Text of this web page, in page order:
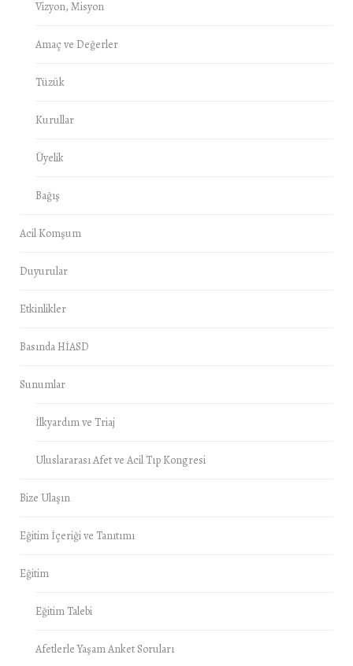
Vizyon, Misyon
Amaç ve Değerler
Tüzük
Kurullar
Üyelik
Bağış
Acil Komşum
Duyurular
Etkinlikler
Basında HİASD
Sunumlar
İlkyardım ve Triaj
Uluslararası Afet ve Acil Tıp Kongresi
Bize Ulaşın
Eğitim İçeriği ve Tanıtımı
Eğitim
Eğitim Talebi
Afetlerle Yaşam Anket Soruları